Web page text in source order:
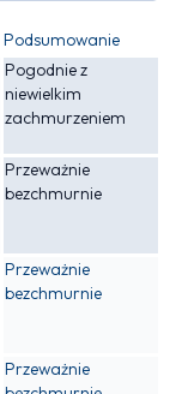
Podsumowanie
Pogodnie z
niewielkim
zachmurzeniem
Przeważnie
bezchmurnie
Przeważnie
bezchmurnie
Przeważnie